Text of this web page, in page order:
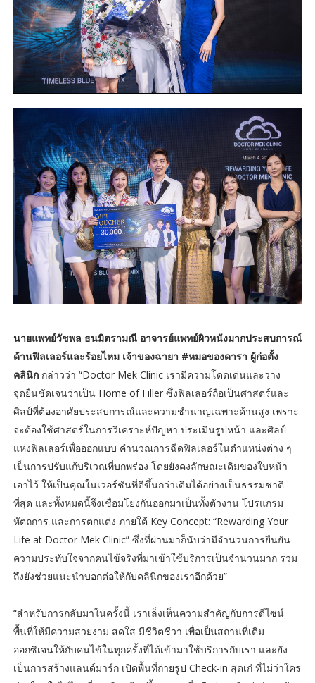
นายแพทย์วัชพล ธนมิตรามณี อาจารย์แพทย์ผิวหนังมากประสบการณ์
ด้านฟิลเลอร์และร้อยไหม เจ้าของฉายา #หมอของดารา ผู้ก่อตั้ง
คลินิกกล่าวว่า “Doctor Mek Clinic เรามีความโดดเด่นและวาง
จุดยืนชัดเจนว่าเป็น Home of Filler ซึ่งฟิลเลอร์ถือเป็นศาสตร์และ
ศิลป์ที่ต้องอาศัยประสบการณ์และความชำนาญเฉพาะด้านสูง เพราะ
จะต้องใช้ศาสตร์ในการวิเคราะห์ปัญหา ประเมินรูปหน้า และศิลป์
แห่งฟิลเลอร์เพื่อออกแบบ คำนวณการฉีดฟิลเลอร์ในตำแหน่งต่าง ๆ
เป็นการปรับแก้บริเวณที่บกพร่อง โดยยังคงลักษณะเดิมของใบหน้า
เอาไว้ ให้เป็นคุณในเวอร์ชันที่ดีขึ้นกว่าเดิมได้อย่างเป็นธรรมชาติ
ที่สุด และทั้งหมดนี้จึงเชื่อมโยงกันออกมาเป็นทั้งตัวงาน โปรแกรม
หัตถการ และการตกแต่ง ภายใต้ Key Concept: “Rewarding Your
Life at Doctor Mek Clinic” ซึ่งที่ผ่านมาก็นับว่ามีจำนวนการยืนยัน
ความประทับใจจากคนไข้จริงที่มาเข้าใช้บริการเป็นจำนวนมาก รวม
ถึงยังช่วยแนะนำบอกต่อให้กับคลินิกของเราอีกด้วย”
“สำหรับการกลับมาในครั้งนี้ เราเล็งเห็นความสำคัญกับการดีไซน์
พื้นที่ให้มีความสวยงาม สดใส มีชีวิตชีวา เพื่อเป็นสถานที่เติม
ออกซิเจนให้กับคนไข้ในทุกครั้งที่ได้เข้ามาใช้บริการกับเรา และยัง
เป็นการสร้างแลนด์มาร์ก เปิดพื้นที่ถ่ายรูป Check-in สุดเก๋ ที่ไม่ว่าใคร